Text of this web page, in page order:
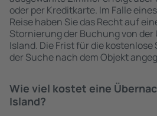
oder per Kreditkarte. Im Falle
Reise haben Sie das Recht auf
Stornierung der Buchung von
Island. Die Frist für die
der Suche nach dem Objekt
Wie viel kostet eine
Island?